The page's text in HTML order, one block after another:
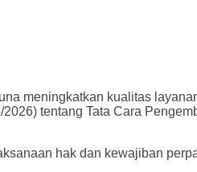
meningkatkan kualitas
tentang Tata Cara
hak dan kewajiban